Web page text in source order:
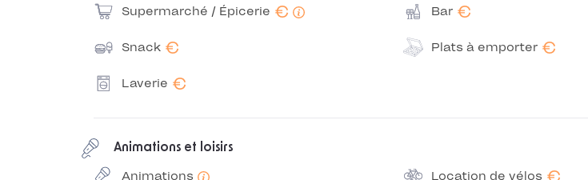
Supermarché / Épicerie € Bar €
Snack € Plats à emporter €
Laverie €
Animations et loisirs
Animations Location de vélos